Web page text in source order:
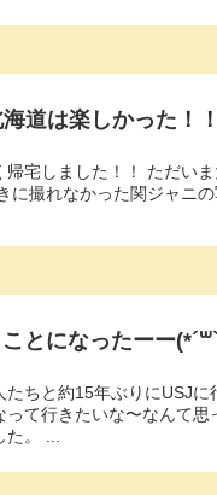
道は楽しかった！！
帰宅しました！！ ただい
に撮れなかった関ジャニ
とになったーー
たちと約15年ぶりにUSJ
って行きたいな〜なんて
。 ...